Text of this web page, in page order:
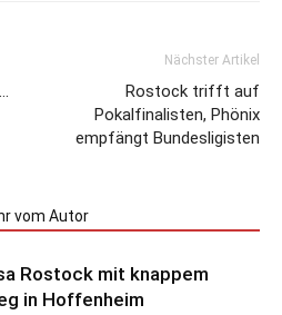
Nächster Artikel
Rostock trifft auf
Pokalfinalisten, Phönix
empfängt Bundesligisten
vom Autor
Rostock mit knappem
in Hoffenheim